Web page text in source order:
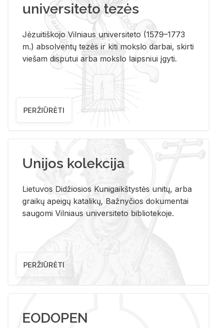
universiteto tezės
Jėzuitiškojo Vilniaus universiteto (1579–1773
m.) absolventų tezės ir kiti mokslo darbai, skirti
viešam disputui arba mokslo laipsniui įgyti.
PERŽIŪRĖTI
Unijos kolekcija
Lietuvos Didžiosios Kunigaikštystės unitų, arba
graikų apeigų katalikų, Bažnyčios dokumentai
saugomi Vilniaus universiteto bibliotekoje.
PERŽIŪRĖTI
EODOPEN